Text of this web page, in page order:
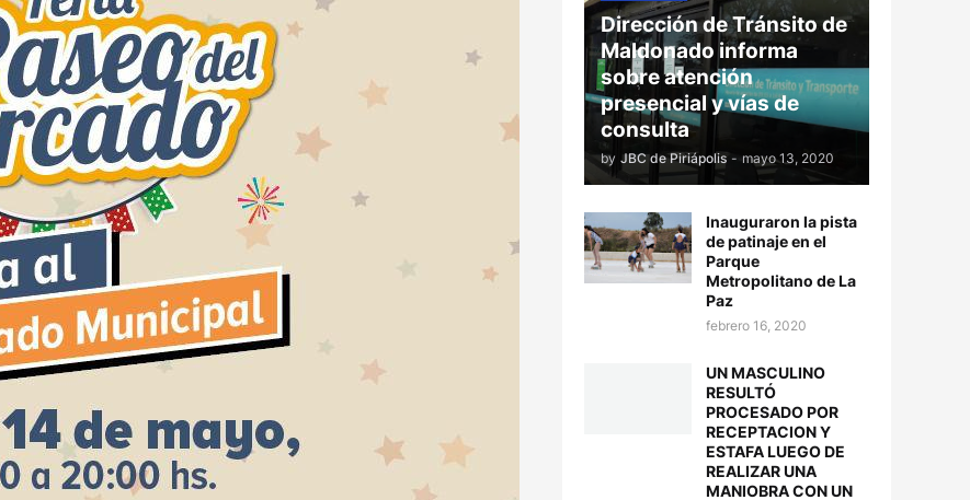
Dirección de Tránsito de
Maldonado informa
sobre atención
presencial y vías de
consulta
by JBC de Piriápolis - mayo 13, 2020
Inauguraron la pista
de patinaje en el
Parque
Metropolitano de La
Paz
febrero 16, 2020
UN MASCULINO
RESULTÓ
PROCESADO POR
RECEPTACION Y
ESTAFA LUEGO DE
REALIZAR UNA
MANIOBRA CON UN